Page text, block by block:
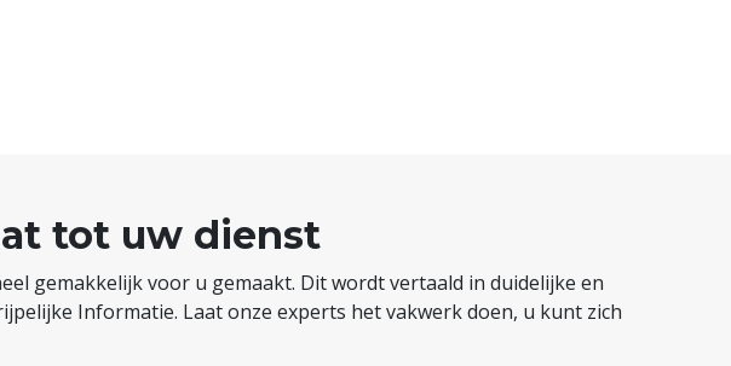
tot uw dienst
gemakkelijk voor u gemaakt. Dit wordt vertaald in duidelijke en
Informatie. Laat onze experts het vakwerk doen, u kunt zich